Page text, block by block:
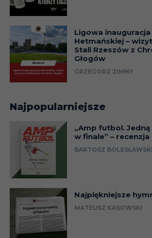
Ligowa
Hetmańskiej –
Stali Rzeszów z
Głogów
GRZEGORZ ZIMNY
Najpopularniejsze
„Amp futbol. Jedną
w finale” – recenzja
BARTOSZ BOLESŁAWSKI
Najpiękniejsze
MATEUSZ KASOWSKI